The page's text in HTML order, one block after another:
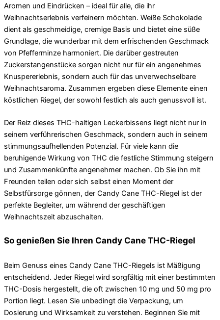
Aromen und Eindrücken – ideal für alle, die ihr
Weihnachtserlebnis verfeinern möchten. Weiße Schokolade
dient als geschmeidige, cremige Basis und bietet eine süße
Grundlage, die wunderbar mit dem erfrischenden Geschmack
von Pfefferminze harmoniert. Die darüber gestreuten
Zuckerstangenstücke sorgen nicht nur für ein angenehmes
Knuspererlebnis, sondern auch für das unverwechselbare
Weihnachtsaroma. Zusammen ergeben diese Elemente einen
köstlichen Riegel, der sowohl festlich als auch genussvoll ist.
Der Reiz dieses THC-haltigen Leckerbissens liegt nicht nur in
seinem verführerischen Geschmack, sondern auch in seinem
stimmungsaufhellenden Potenzial. Für viele kann die
beruhigende Wirkung von THC die festliche Stimmung steigern
und Zusammenkünfte angenehmer machen. Ob Sie ihn mit
Freunden teilen oder sich selbst einen Moment der
Selbstfürsorge gönnen, der Candy Cane THC-Riegel ist der
perfekte Begleiter, um während der geschäftigen
Weihnachtszeit abzuschalten.
So genießen Sie Ihren Candy Cane THC-Riegel
Beim Genuss eines Candy Cane THC-Riegels ist Mäßigung
entscheidend. Jeder Riegel wird sorgfältig mit einer bestimmten
THC-Dosis hergestellt, die oft zwischen 10 mg und 50 mg pro
Portion liegt. Lesen Sie unbedingt die Verpackung, um
Dosierung und Wirksamkeit zu verstehen. Beginnen Sie mit